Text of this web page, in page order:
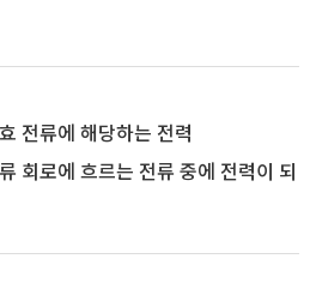
전류에 해당하는 전력
회로에 흐르는 전류 중에 전력이 되